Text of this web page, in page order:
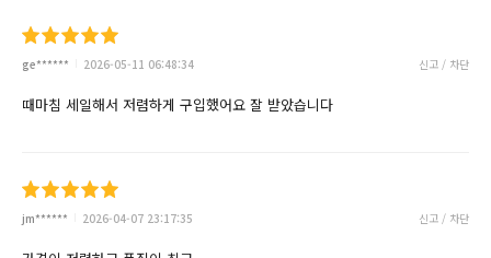
ge****** 2026-05-11 06:48:34 신고 / 차단
때마침 세일해서 저렴하게 구입했어요 잘 받았습니다
jm****** 2026-04-07 23:17:35 신고 / 차단